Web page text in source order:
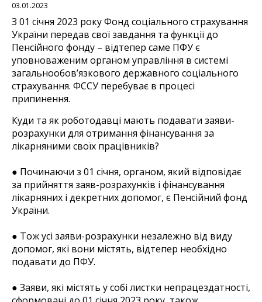
03.01.2023
З 01 січня 2023 року Фонд соціального страхування
України передав свої завдання та функції до
Пенсійного фонду – відтепер саме ПФУ є
уповноваженим органом управління в системі
загальнообов’язкового державного соціального
страхування. ФССУ перебуває в процесі
припинення.
Куди та як роботодавці мають подавати заяви-
розрахунки для отримання фінансування за
лікарняними своїх працівників?
● Починаючи з 01 січня, органом, який відповідає
за прийняття заяв-розрахунків і фінансування
лікарняних і декретних допомог, є Пенсійний фонд
України.
● Тож усі заяви-розрахунки незалежно від виду
допомог, які вони містять, відтепер необхідно
подавати до ПФУ.
● Заяви, які містять у собі листки непрацездатності,